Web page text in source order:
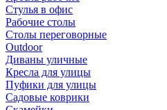
Стулья в офис
Рабочие столы
Столы переговорные
Outdoor
Диваны уличные
Кресла для улицы
Пуфики для улицы
Садовые коврики